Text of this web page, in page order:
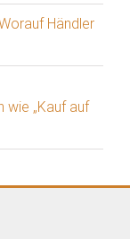
Händler
wie „Kauf auf